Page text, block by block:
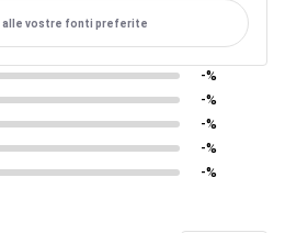
alle vostre fonti preferite
-%
-%
-%
-%
-%